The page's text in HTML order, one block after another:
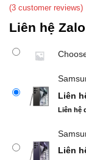
1
out
of
5
based
3
customer
(3 customer reviews)
Liên hệ
Liên
Liên hệ
Liên